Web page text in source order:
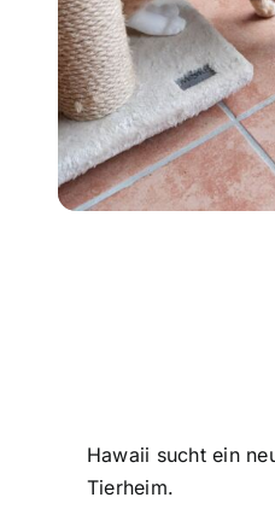
Hawaii sucht ein
Tierheim.